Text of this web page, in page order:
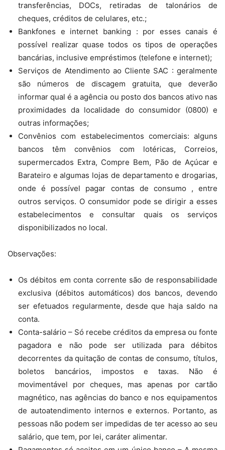
transferências, DOCs, retiradas de talonários de
cheques, créditos de celulares, etc.;
Bankfones e internet banking : por esses canais é
possível realizar quase todos os tipos de operações
bancárias, inclusive empréstimos (telefone e internet);
Serviços de Atendimento ao Cliente SAC : geralmente
são números de discagem gratuita, que deverão
informar qual é a agência ou posto dos bancos ativo nas
proximidades da localidade do consumidor (0800) e
outras informações;
Convênios com estabelecimentos comerciais: alguns
bancos têm convênios com lotéricas, Correios,
supermercados Extra, Compre Bem, Pão de Açúcar e
Barateiro e algumas lojas de departamento e drogarias,
onde é possível pagar contas de consumo , entre
outros serviços. O consumidor pode se dirigir a esses
estabelecimentos e consultar quais os serviços
disponibilizados no local.
Observações:
Os débitos em conta corrente são de responsabilidade
exclusiva (débitos automáticos) dos bancos, devendo
ser efetuados regularmente, desde que haja saldo na
conta.
Conta-salário – Só recebe créditos da empresa ou fonte
pagadora e não pode ser utilizada para débitos
decorrentes da quitação de contas de consumo, títulos,
boletos bancários, impostos e taxas. Não é
movimentável por cheques, mas apenas por cartão
magnético, nas agências do banco e nos equipamentos
de autoatendimento internos e externos. Portanto, as
pessoas não podem ser impedidas de ter acesso ao seu
salário, que tem, por lei, caráter alimentar.